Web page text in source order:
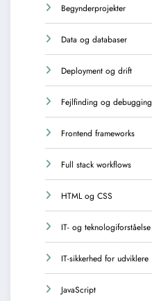
Begynderprojekter
Data og databaser
Deployment og drift
Fejlfinding og debugging
Frontend frameworks
Full stack workflows
HTML og CSS
IT- og teknologiforståelse
IT-sikkerhed for udviklere
JavaScript